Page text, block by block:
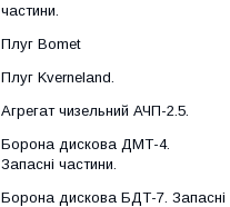
частини.
Плуг Bomet
Плуг Kverneland.
Агрегат чизельний АЧП-2.5.
Борона дискова ДМТ-4.
Запасні частини.
Борона дискова БДТ-7. Запасні